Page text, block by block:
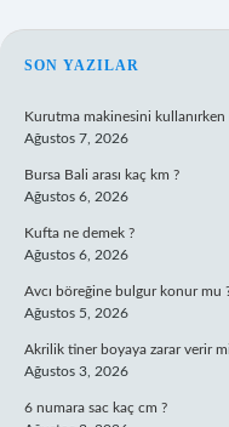
SIDEBAR
SON YAZILAR
Kurutma makinesini
Ağustos 7, 2026
Bursa Bali arası kaç km ?
Ağustos 6, 2026
Kufta ne demek ?
Ağustos 6, 2026
Avcı böreğine bulgur konur mu
Ağustos 5, 2026
Akrilik tiner boyaya zarar verir
Ağustos 3, 2026
6 numara sac kaç cm ?